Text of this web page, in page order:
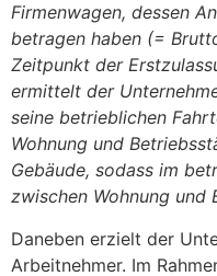
Firmenwagen, dessen
betragen haben (=
Zeitpunkt der
ermittelt der
seine betrieblichen
Wohnung und
Gebäude, sodass im
zwischen Wohnung und
Daneben erzielt der
Arbeitnehmer. Im